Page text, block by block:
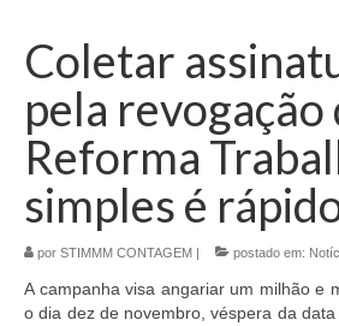
Coletar
pela revogação
Reforma
simples é
por STIMMM CONTAGEM | postado em:
A campanha visa angariar um milhão e
o dia dez de novembro, véspera da